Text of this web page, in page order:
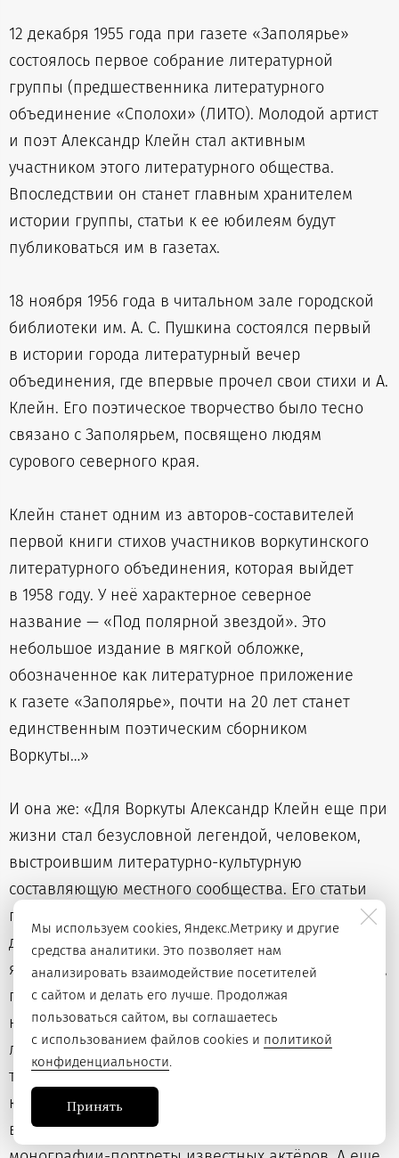
12 декабря 1955 года при газете «Заполярье»
состоялось первое собрание литературной
группы (предшественника литературного
объединение «Сполохи» (ЛИТО). Молодой артист
и поэт Александр Клейн стал активным
участником этого литературного общества.
Впоследствии он станет главным хранителем
истории группы, статьи к ее юбилеям будут
публиковаться им в газетах.
18 ноября 1956 года в читальном зале городской
библиотеки им. А. С. Пушкина состоялся первый
в истории города литературный вечер
объединения, где впервые прочел свои стихи и А.
Клейн. Его поэтическое творчество было тесно
связано с Заполярьем, посвящено людям
сурового северного края.
Клейн станет одним из авторов-составителей
первой книги стихов участников воркутинского
литературного объединения, которая выйдет
в 1958 году. У неё характерное северное
название — «Под полярной звездой». Это
небольшое издание в мягкой обложке,
обозначенное как литературное приложение
к газете «Заполярье», почти на 20 лет станет
единственным поэтическим сборником
Воркуты…»
И она же: «Для Воркуты Александр Клейн еще при
жизни стал безусловной легендой, человеком,
выстроившим литературно-культурную
составляющую местного сообщества. Его статьи
по истории воркутинских театров —
драматического и театра кукол — сегодня
являются, пожалуй, единственными документами,
полно и подробно отражающими события
не столь отдаленного прошлого. Обширно
литературное наследие: Александр Клейн издал
три сборника стихов, три автобиографические
книги воспоминаний, по которым можно
воссоздать эпоху, труды по истории коми театра,
Мы используем cookies, Яндекс.Метрику и другие
средства аналитики. Это позволяет нам
анализировать взаимодействие посетителей
с сайтом и делать его лучше. Продолжая
пользоваться сайтом, вы соглашаетесь
с использованием файлов cookies и политикой
конфиденциальности.
Принять